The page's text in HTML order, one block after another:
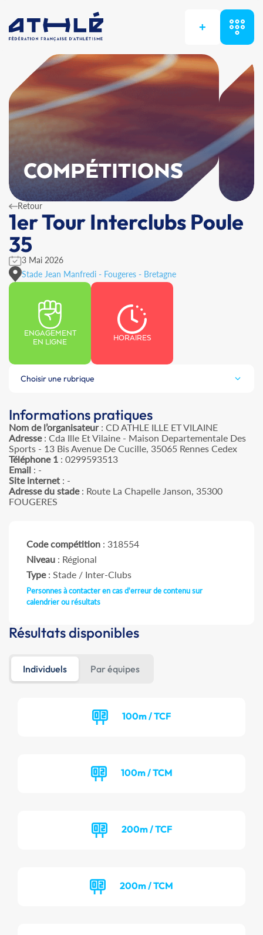
+
COMPÉTITIONS
Retour
1er Tour Interclubs Poule
35
3 Mai 2026
Stade Jean Manfredi - Fougeres - Bretagne
ENGAGEMENT
EN LIGNE
HORAIRES
Choisir une rubrique
Informations pratiques
Nom de l’organisateur: CD ATHLE ILLE ET VILAINE
Adresse: Cda Ille Et Vilaine - Maison Departementale Des
Sports - 13 Bis Avenue De Cucille, 35065 Rennes Cedex
Téléphone 1 : 0299593513
Email : -
Site internet : -
Adresse du stade: Route La Chapelle Janson, 35300
FOUGERES
Code compétition : 318554
Niveau : Régional
Type: Stade / Inter-Clubs
Personnes à contacter en cas d'erreur de contenu sur
calendrier ou résultats
Résultats disponibles
Individuels Par équipes
100m / TCF
100m / TCM
200m / TCF
200m / TCM